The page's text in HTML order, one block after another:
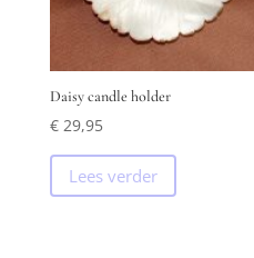
Daisy candle holder
€29,95
Lees verder